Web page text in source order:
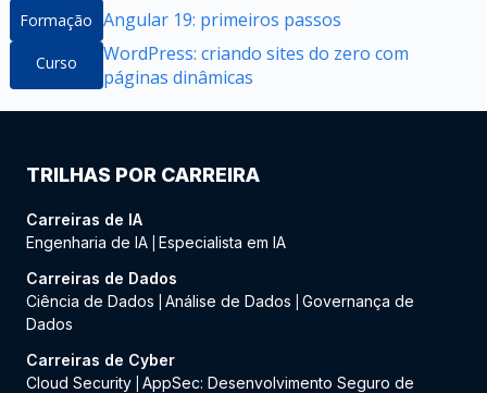
Formação Angular 19: primeiros passos
Curso
WordPress: criando sites do zero com
páginas dinâmicas
TRILHAS POR CARREIRA
Carreiras de IA
Engenharia de IA Especialista em IA
Carreiras de Dados
Ciência de Dados
Análise de Dados
Governança de
Dados
Carreiras de Cyber
Cloud Security AppSec: Desenvolvimento Seguro de